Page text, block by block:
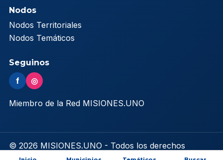
Nodos
Nodos Territoriales
Nodos Temáticos
Seguinos
f ◎
Miembro de la Red MISIONES.UNO
© 2026 MISIONES.UNO - Todos los derechos
reservados